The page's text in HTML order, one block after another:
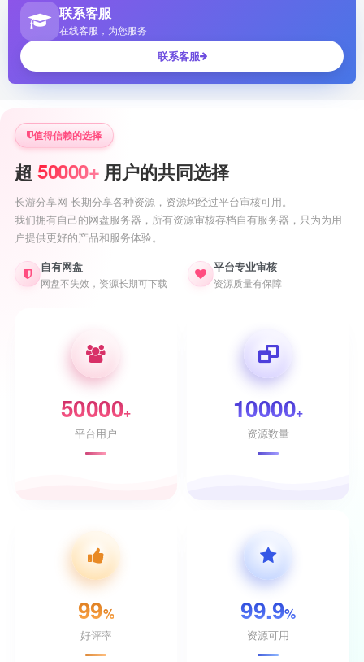
联系客服
在线客服，为您服务
联系客服
值得信赖的选择
超 50000+ 用户的共同选择
长游分享网 长期分享各种资源，资源均经过平台审核可用。
我们拥有自己的网盘服务器，所有资源审核存档自有服务器，只为为用
户提供更好的产品和服务体验。
自有网盘
网盘不失效，资源长期可下载
平台专业审核
资源质量有保障
50000+
平台用户
10000+
资源数量
99%
好评率
99.9%
资源可用